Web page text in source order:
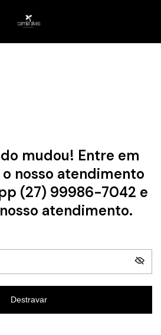
mudou! Entre em
nosso atendimento
(27) 99986-7042 e
atendimento.
Destravar